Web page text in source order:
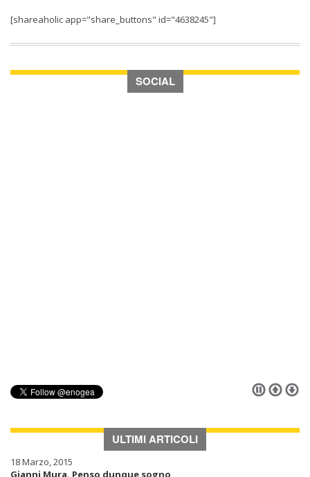
[shareaholic app="share_buttons" id="4638245"]
SOCIAL
ULTIMI ARTICOLI
18 Marzo, 2015
Gianni Mura. Penso dunque sogno